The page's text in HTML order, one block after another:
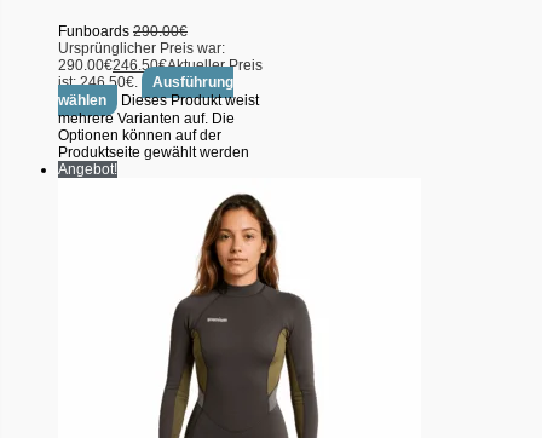
Funboards 290.00€
Ursprünglicher Preis war:
290.00€246.50€Aktueller Preis
ist: 246.50€.
Ausführung
wählen
Dieses Produkt weist
mehrere Varianten auf. Die
Optionen können auf der
Produktseite gewählt werden
Angebot!